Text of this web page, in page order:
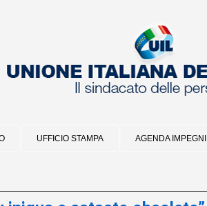
UFFICIO STAMPA AGENDA IMPEGNI